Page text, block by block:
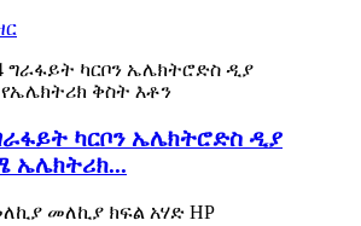
ካርቦን ኤሌክትሮድስ ዲያ
ኤሌክትሪክ...
መለኪያ ክፍል አሃድ HP